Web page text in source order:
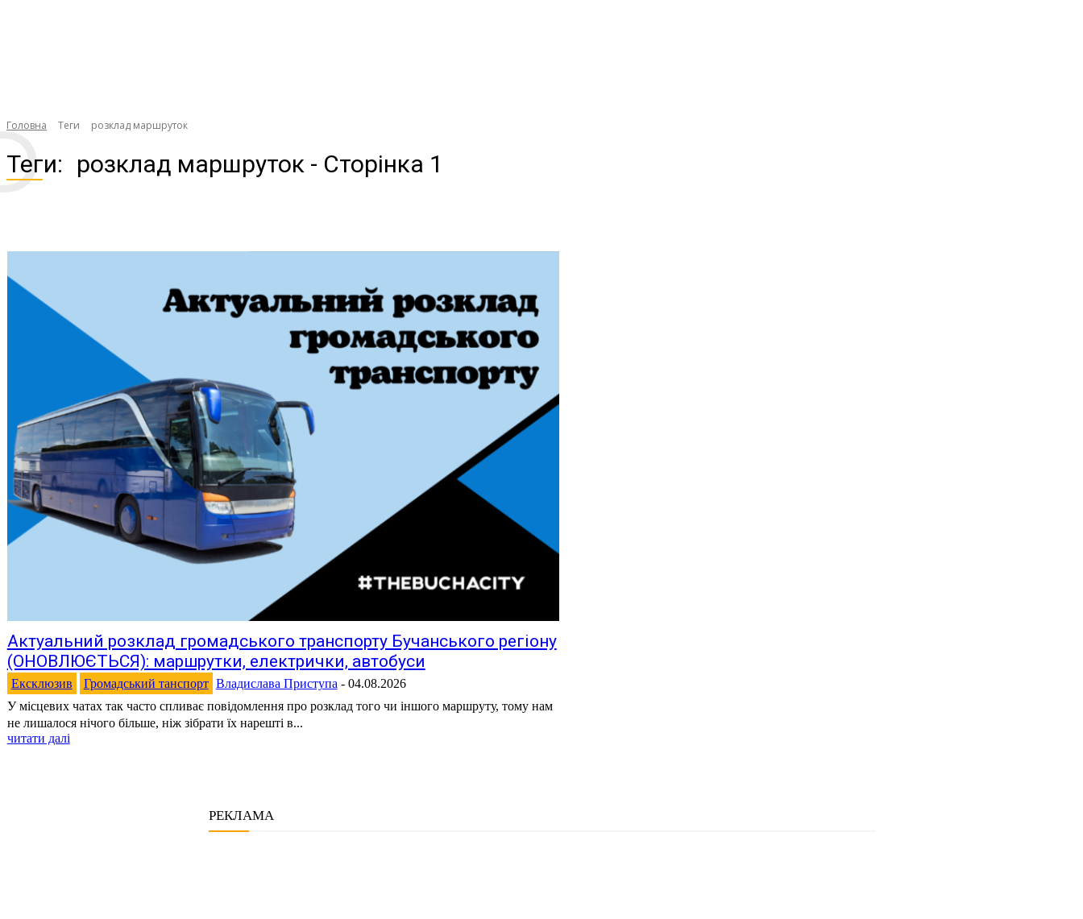
Головна Теги розклад маршруток
Теги: розклад маршруток - Сторінка 1
Актуальний розклад громадського транспорту Бучанського регіону
(ОНОВЛЮЄТЬСЯ): маршрутки, електрички, автобуси
Ексклюзив Громадський танспорт Владислава Приступа - 04.08.2026
У місцевих чатах так часто спливає повідомлення про розклад того чи іншого маршруту, тому нам
не лишалося нічого більше, ніж зібрати їх нарешті в...
читати далі
РЕКЛАМА